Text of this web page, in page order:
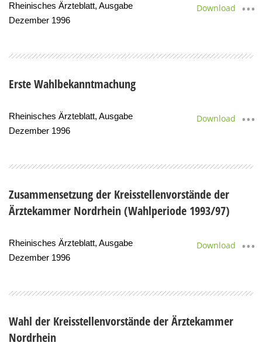
Rheinisches Ärzteblatt, Ausgabe
Dezember 1996
Download
Erste Wahlbekanntmachung
Rheinisches Ärzteblatt, Ausgabe
Dezember 1996
Download
Zusammensetzung der Kreisstellenvorstände der
Ärztekammer Nordrhein (Wahlperiode 1993/97)
Rheinisches Ärzteblatt, Ausgabe
Dezember 1996
Download
Wahl der Kreisstellenvorstände der Ärztekammer
Nordrhein